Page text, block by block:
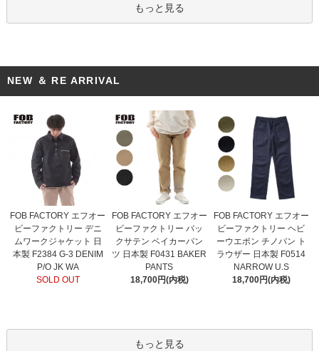
もっと見る
NEW ＆ RE ARRIVAL
FOB FACTORY エフオー
ビーファクトリー デニ
ムワークジャケット 日
本製 F2384 G-3 DENIM
P/O JK WA
SOLD OUT
FOB FACTORY エフオー
ビーファクトリー バッ
クサテン ベイカーパン
ツ 日本製 F0431 BAKER
PANTS
18,700円(内税)
FOB FACTORY エフオー
ビーファクトリー ヘビ
ーウエポン チノパン ト
ラウザー 日本製 F0514
NARROW U.S
18,700円(内税)
もっと見る